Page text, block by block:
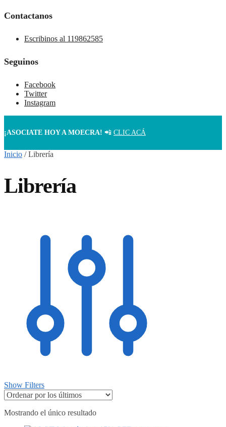
Contactanos
Escribinos al 119862585
Seguinos
Facebook
Twitter
Instagram
¡ASOCIATE HOY A MOECRA! 📲 CLIC ACÁ
Inicio /Librería
Librería
Show Filters
Mostrando el único resultado